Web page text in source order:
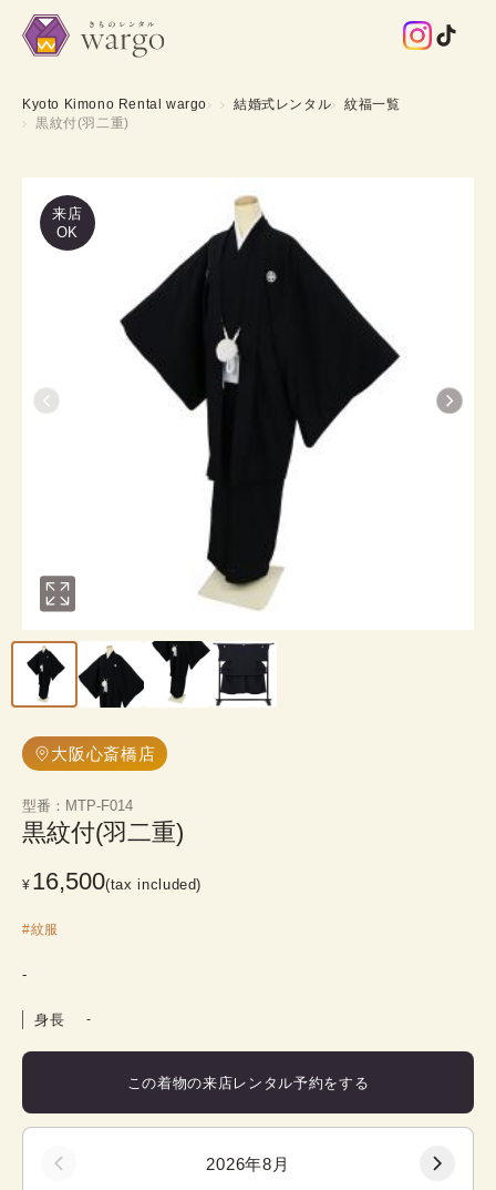
Kyoto Kimono Rental wargo 結婚式レンタル
紋福一覧
黒紋付(羽二重)
来店
OK
大阪心斎橋店
型番 ： MTP-F014
黒紋付(羽二重)
¥ 16,500(tax included)
#紋服
-
身長 -
この着物の来店レンタル予約をする
2026年8月